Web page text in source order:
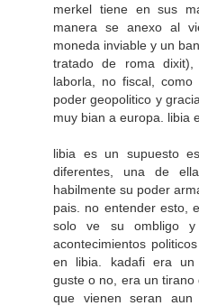
merkel tiene en sus
manera se anexo al
moneda inviable y un
tratado de roma
laborla, no fiscal, como
poder geopolitico y
muy bian a europa. libia
libia es un supuesto
diferentes, una de
habilmente su poder
pais. no entender esto,
solo ve su ombligo
acontecimientos
en libia. kadafi era un
guste o no, era un tirano
que vienen seran